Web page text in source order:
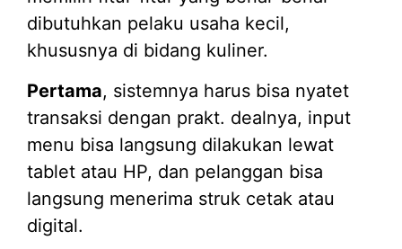
dibutuhkan pelaku usaha kecil,
khususnya di bidang kuliner.
Pertama, sistemnya harus bisa nyatet
transaksi dengan prakt. dealnya, input
menu bisa langsung dilakukan lewat
tablet atau HP, dan pelanggan bisa
langsung menerima struk cetak atau
digital.